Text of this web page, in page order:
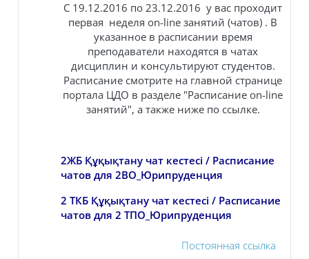
С 19.12.2016 по 23.12.2016 у вас проходит
первая неделя on-line занятий (чатов) . В
указанное в расписании время
преподаватели находятся в чатах
дисциплин и консультируют студентов.
Расписание смотрите на главной странице
портала ЦДО в разделе "Расписание on-line
занятий", а также ниже по ссылке.
2ЖБ Құқықтану чат кестесі / Расписание
чатов для 2ВО_Юрипруденция
2 ТКБ Құқықтану чат кестесі / Расписание
чатов для 2 ТПО_Юрипруденция
Постоянная ссылка